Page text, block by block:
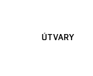
ÚTVARY